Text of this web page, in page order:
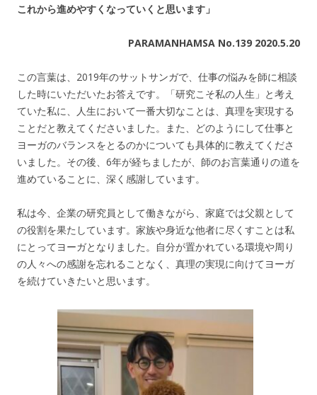
これから進めやすくなっていくと思います」
PARAMANHAMSA No.139 2020.5.20
この言葉は、2019年のサットサンガで、仕事の悩みを師に相談
した時にいただいたお答えです。「研究こそ私の人生」と考え
ていた私に、人生において一番大切なことは、真理を実現する
ことだと教えてくださいました。また、どのようにして仕事と
ヨーガのバランスをとるのかについても具体的に教えてくださ
いました。その後、6年が経ちましたが、師のお言葉通りの道を
進めていることに、深く感謝しています。
私は今、企業の研究員として働きながら、家庭では父親として
の役割を果たしています。家族や身近な他者に尽くすことは私
にとってヨーガとなりました。自分が置かれている環境や周り
の人々への感謝を忘れることなく、真理の実現に向けてヨーガ
を続けていきたいと思います。